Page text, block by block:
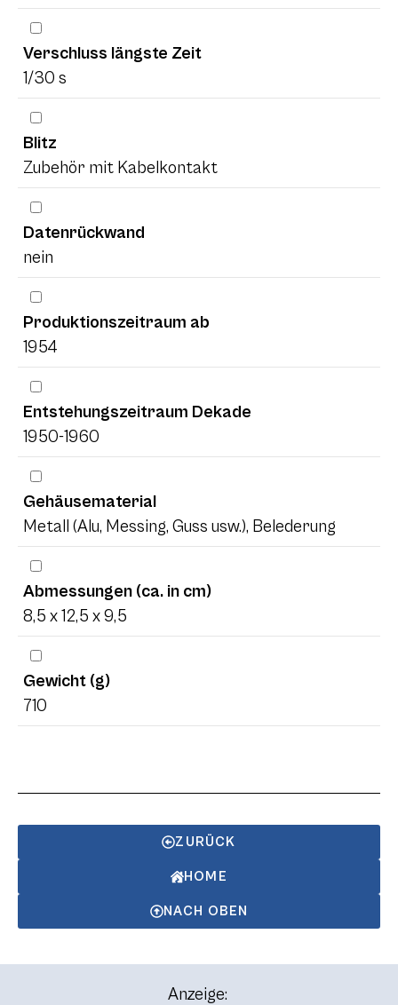
Verschluss längste Zeit
1/30 s
Blitz
Zubehör mit Kabelkontakt
Datenrückwand
nein
Produktionszeitraum ab
1954
Entstehungszeitraum Dekade
1950-1960
Gehäusematerial
Metall (Alu, Messing, Guss usw.), Belederung
Abmessungen (ca. in cm)
8,5 x 12,5 x 9,5
Gewicht (g)
710
ZURÜCK
HOME
NACH OBEN
Anzeige: